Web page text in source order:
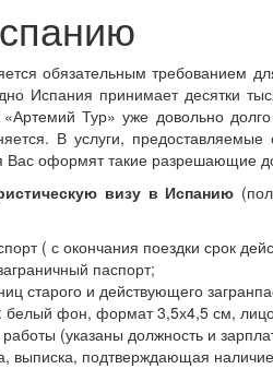
обязательным требованием
Испания принимает десятки
«Артемий Тур» уже довольно
В услуги,
Вас оформят такие разрешающие
визу в Испанию
( с окончания поездки срок
паспорт;
старого и действующего
белый фон, формат 3,5х4,5 см,
(указаны должность и
выписка, подтверждающая